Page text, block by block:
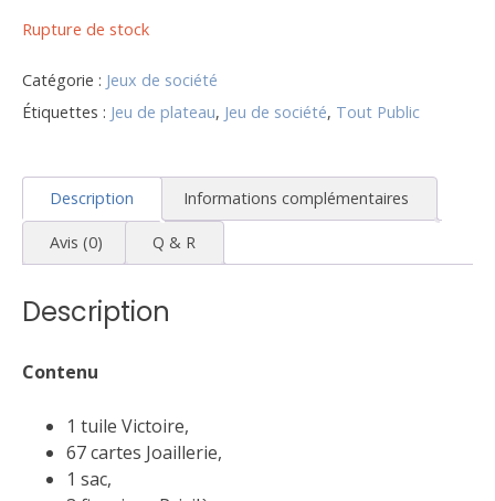
Rupture de stock
Catégorie : Jeux de société
Étiquettes : Jeu de plateau, Jeu de société, Tout Public
Description Informations complémentaires
Avis (0) Q & R
Description
Contenu
1 tuile Victoire,
67 cartes Joaillerie,
1 sac,